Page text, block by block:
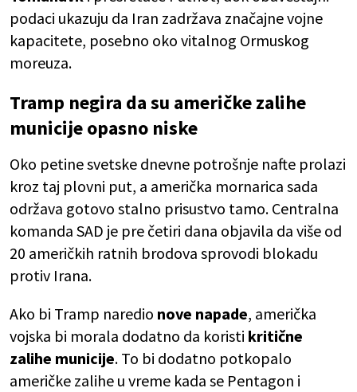
podaci ukazuju da Iran zadržava značajne vojne
kapacitete, posebno oko vitalnog Ormuskog
moreuza.
Tramp negira da su američke zalihe
municije opasno niske
Oko petine svetske dnevne potrošnje nafte prolazi
kroz taj plovni put, a američka mornarica sada
održava gotovo stalno prisustvo tamo. Centralna
komanda SAD je pre četiri dana objavila da više od
20 američkih ratnih brodova sprovodi blokadu
protiv Irana.
Ako bi Tramp naredio nove napade, američka
vojska bi morala dodatno da koristi kritične
zalihe municije. To bi dodatno potkopalo
američke zalihe u vreme kada se Pentagon i